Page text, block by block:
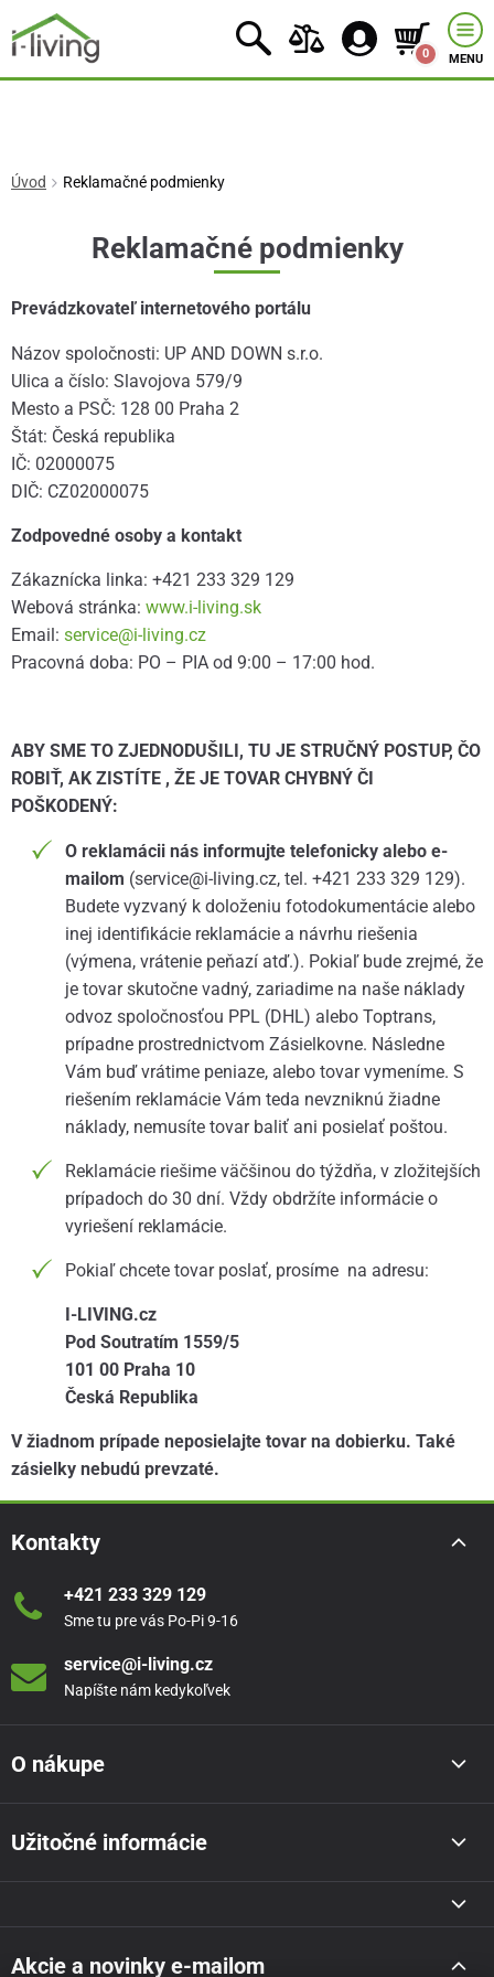
0 MENU
Úvod Reklamačné podmienky
Reklamačné podmienky
Prevádzkovateľ internetového portálu
Názov spoločnosti: UP AND DOWN s.r.o.
Ulica a číslo: Slavojova 579/9
Mesto a PSČ: 128 00 Praha 2
Štát: Česká republika
IČ: 02000075
DIČ: CZ02000075
Zodpovedné osoby a kontakt
Zákaznícka linka: +421 233 329 129
Webová stránka: www.i-living.sk
Email: service@i-living.cz
Pracovná doba: PO – PIA od 9:00 – 17:00 hod.
ABY SME TO ZJEDNODUŠILI, TU JE STRUČNÝ POSTUP, ČO
ROBIŤ, AK ZISTÍTE , ŽE JE TOVAR CHYBNÝ ČI
POŠKODENÝ:
O reklamácii nás informujte telefonicky alebo e-
mailom (service@i-living.cz, tel. +421 233 329 129).
Budete vyzvaný k doloženiu fotodokumentácie alebo
inej identifikácie reklamácie a návrhu riešenia
(výmena, vrátenie peňazí atď.). Pokiaľ bude zrejmé, že
je tovar skutočne vadný, zariadime na naše náklady
odvoz spoločnosťou PPL (DHL) alebo Toptrans,
prípadne prostrednictvom Zásielkovne. Následne
Vám buď vrátime peniaze, alebo tovar vymeníme. S
riešením reklamácie Vám teda nevzniknú žiadne
náklady, nemusíte tovar baliť ani posielať poštou.
Reklamácie riešime väčšinou do týždňa, v zložitejších
prípadoch do 30 dní. Vždy obdržíte informácie o
vyriešení reklamácie.
Pokiaľ chcete tovar poslať, prosíme na adresu:
I-LIVING.cz
Pod Soutratím 1559/5
101 00 Praha 10
Česká Republika
V žiadnom prípade neposielajte tovar na dobierku. Také
zásielky nebudú prevzaté.
Kontakty
+421 233 329 129
Sme tu pre vás Po-Pi 9-16
service@i-living.cz
Napíšte nám kedykoľvek
O nákupe
Užitočné informácie
Akcie a novinky e-mailom